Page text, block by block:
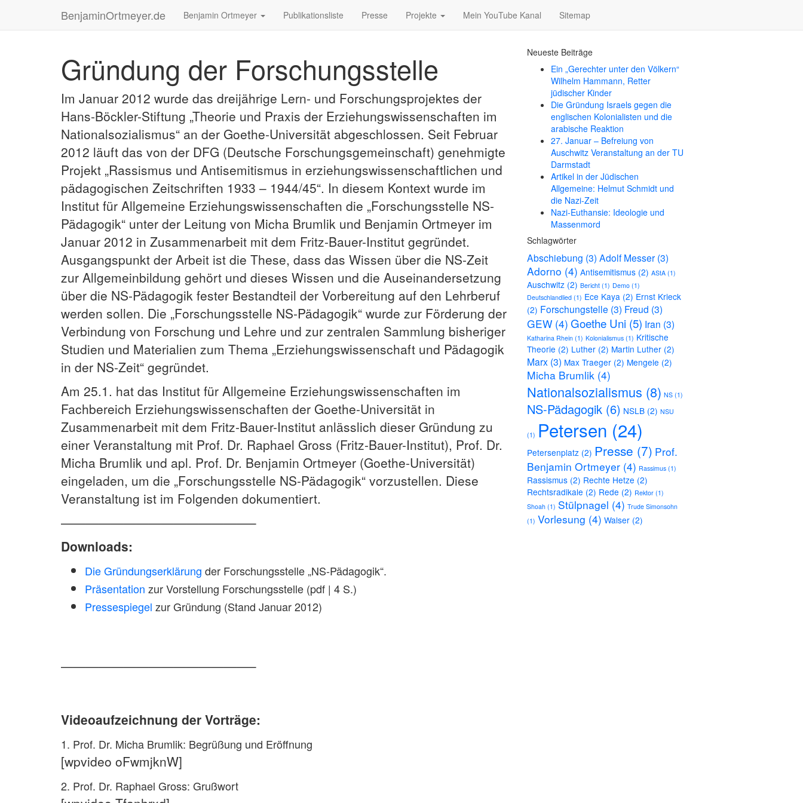
BenjaminOrtmeyer.de Benjamin Ortmeyer Publikationsliste Presse Projekte Mein YouTube Kanal Sitemap
Gründung der Forschungsstelle
Im Januar 2012 wurde das dreijährige Lern- und Forschungsprojektes der
Hans-Böckler-Stiftung „Theorie und Praxis der Erziehungswissenschaften im
Nationalsozialismus“ an der Goethe-Universität abgeschlossen. Seit Februar
2012 läuft das von der DFG (Deutsche Forschungsgemeinschaft) genehmigte
Projekt „Rassismus und Antisemitismus in erziehungswissenschaftlichen und
pädagogischen Zeitschriften 1933 – 1944/45“. In diesem Kontext wurde im
Institut für Allgemeine Erziehungswissenschaften die „Forschungsstelle NS-
Pädagogik“ unter der Leitung von Micha Brumlik und Benjamin Ortmeyer im
Januar 2012 in Zusammenarbeit mit dem Fritz-Bauer-Institut gegründet.
Ausgangspunkt der Arbeit ist die These, dass das Wissen über die NS-Zeit
zur Allgemeinbildung gehört und dieses Wissen und die Auseinandersetzung
über die NS-Pädagogik fester Bestandteil der Vorbereitung auf den Lehrberuf
werden sollen. Die „Forschungsstelle NS-Pädagogik“ wurde zur Förderung der
Verbindung von Forschung und Lehre und zur zentralen Sammlung bisheriger
Studien und Materialien zum Thema „Erziehungswissenschaft und Pädagogik
in der NS-Zeit“ gegründet.
Am 25.1. hat das Institut für Allgemeine Erziehungswissenschaften im
Fachbereich Erziehungswissenschaften der Goethe-Universität in
Zusammenarbeit mit dem Fritz-Bauer-Institut anlässlich dieser Gründung zu
einer Veranstaltung mit Prof. Dr. Raphael Gross (Fritz-Bauer-Institut), Prof. Dr.
Micha Brumlik und apl. Prof. Dr. Benjamin Ortmeyer (Goethe-Universität)
eingeladen, um die „Forschungsstelle NS-Pädagogik“ vorzustellen. Diese
Veranstaltung ist im Folgenden dokumentiert.
———————————————–
Downloads:
Die Gründungserklärung der Forschungsstelle „NS-Pädagogik“.
Präsentation zur Vorstellung Forschungsstelle (pdf | 4 S.)
Pressespiegel zur Gründung (Stand Januar 2012)
———————————————–
Videoaufzeichnung der Vorträge:
1. Prof. Dr. Micha Brumlik: Begrüßung und Eröffnung
[wpvideo oFwmjknW]
2. Prof. Dr. Raphael Gross: Grußwort
Neueste Beiträge
Ein „Gerechter unter den Völkern“
Wilhelm Hammann, Retter
jüdischer Kinder
Die Gründung Israels gegen die
englischen Kolonialisten und die
arabische Reaktion
27. Januar – Befreiung von
Auschwitz Veranstaltung an der TU
Darmstadt
Artikel in der Jüdischen
Allgemeine: Helmut Schmidt und
die Nazi-Zeit
Nazi-Euthansie: Ideologie und
Massenmord
Schlagwörter
Abschiebung (3) Adolf Messer (3)
Adorno (4) Antisemitismus (2) AStA (1)
Auschwitz (2) Bericht (1) Demo (1)
Deutschlandlied (1) Ece Kaya (2) Ernst Krieck
(2) Forschungstelle (3) Freud (3)
GEW (4) Goethe Uni (5) Iran (3)
Katharina Rhein (1) Kolonialismus (1) Kritische
Theorie (2) Luther (2) Martin Luther (2)
Marx (3) Max Traeger (2) Mengele (2)
Micha Brumlik (4)
Nationalsozialismus (8) NS (1)
NS-Pädagogik (6) NSLB (2) NSU
(1) Petersen (24)
Petersenplatz (2) Presse (7) Prof.
Benjamin Ortmeyer (4) Rassimus (1)
Rassismus (2) Rechte Hetze (2)
Rechtsradikale (2) Rede (2) Rektor (1)
Shoah (1) Stülpnagel (4) Trude Simonsohn
(1) Vorlesung (4) Walser (2)